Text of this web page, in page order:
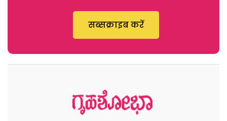
सब्सक्राइब करें